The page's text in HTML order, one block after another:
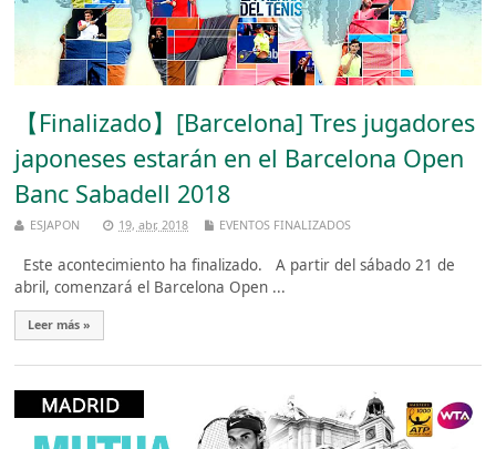
【Finalizado】[Barcelona] Tres jugadores
japoneses estarán en el Barcelona Open
Banc Sabadell 2018
ESJAPON 19, abr, 2018 EVENTOS FINALIZADOS
Este acontecimiento ha finalizado. A partir del sábado 21 de
abril, comenzará el Barcelona Open ...
Leer más »